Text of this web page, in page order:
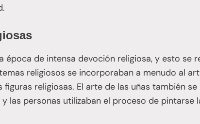
época de intensa devoción religiosa, y esto se
religiosos se incorporaban a menudo al
figuras religiosas. El arte de las uñas también
las personas utilizaban el proceso de pintarse